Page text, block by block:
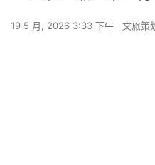
19 5 月, 2026 3:33 下午 文旅策